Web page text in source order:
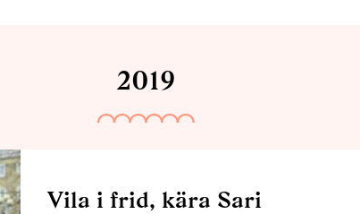
2019
Vila i frid, kära Sari